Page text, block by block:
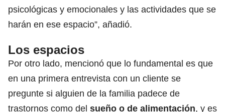
psicológicas y emocionales y las actividades que se
harán en ese espacio”, añadió.
Los espacios
Por otro lado, mencionó que lo fundamental es que
en una primera entrevista con un cliente se
pregunte si alguien de la familia padece de
trastornos como del sueño o de alimentación, y es